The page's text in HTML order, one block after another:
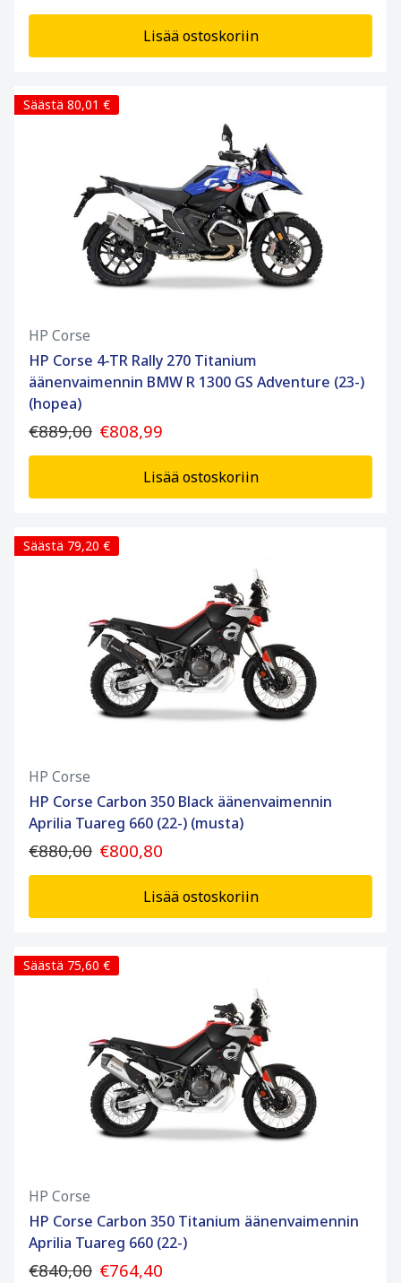
Lisää ostoskoriin
Säästä 80,01 €
HP Corse
HP Corse 4-TR Rally 270 Titanium
äänenvaimennin BMW R 1300 GS Adventure (23-)
(hopea)
€889,00 €808,99
Lisää ostoskoriin
Säästä 79,20 €
HP Corse
HP Corse Carbon 350 Black äänenvaimennin
Aprilia Tuareg 660 (22-) (musta)
€880,00 €800,80
Lisää ostoskoriin
Säästä 75,60 €
HP Corse
HP Corse Carbon 350 Titanium äänenvaimennin
Aprilia Tuareg 660 (22-)
€840,00 €764,40